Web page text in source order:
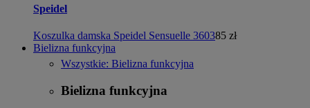
Speidel
Koszulka damska Speidel Sensuelle 360385 zł
Bielizna funkcyjna
Wszystkie: Bielizna funkcyjna
Bielizna funkcyjna